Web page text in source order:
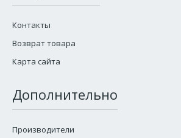
Контакты
Возврат товара
Карта сайта
Дополнительно
Производители